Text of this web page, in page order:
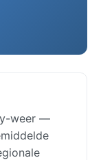
weer —